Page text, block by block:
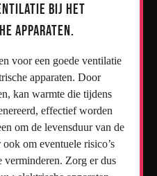
bij het
apparaten.
voor een goede ventilatie
apparaten. Door
kan warmte die tijdens
effectief worden
om de levensduur van de
om eventuele risico’s
Zorg er dus